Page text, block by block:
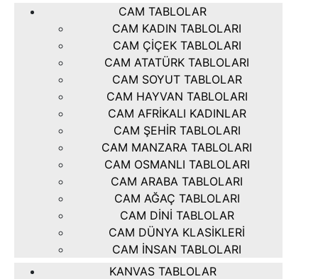
Cam Dünya Klasikleri
Cam İnsan Tabloları
CAM TABLOLAR
CAM KADIN TABLOLARI
CAM ÇIÇEK TABLOLARI
CAM ATATÜRK TABLOLARI
CAM SOYUT TABLOLAR
CAM HAYVAN TABLOLARI
CAM AFRIKALI KADINLAR
CAM ŞEHIR TABLOLARI
CAM MANZARA TABLOLARI
CAM OSMANLI TABLOLARI
CAM ARABA TABLOLARI
CAM AĞAÇ TABLOLARI
CAM DINI TABLOLAR
CAM DÜNYA KLASIKLERI
CAM İNSAN TABLOLARI
KANVAS TABLOLAR